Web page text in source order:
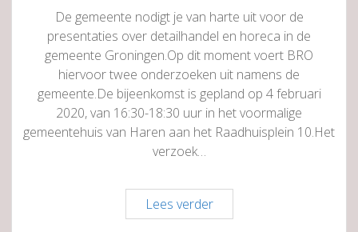
De gemeente nodigt je van harte uit voor de
presentaties over detailhandel en horeca in de
gemeente Groningen.Op dit moment voert BRO
hiervoor twee onderzoeken uit namens de
gemeente.De bijeenkomst is gepland op 4 februari
2020, van 16:30-18:30 uur in het voormalige
gemeentehuis van Haren aan het Raadhuisplein 10.Het
verzoek…
Lees verderUitnodiging
presentatie